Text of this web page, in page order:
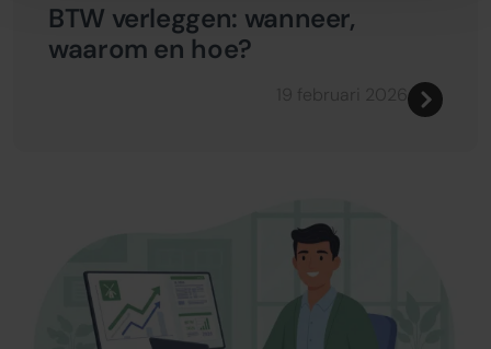
BTW verleggen: wanneer,
waarom en hoe?